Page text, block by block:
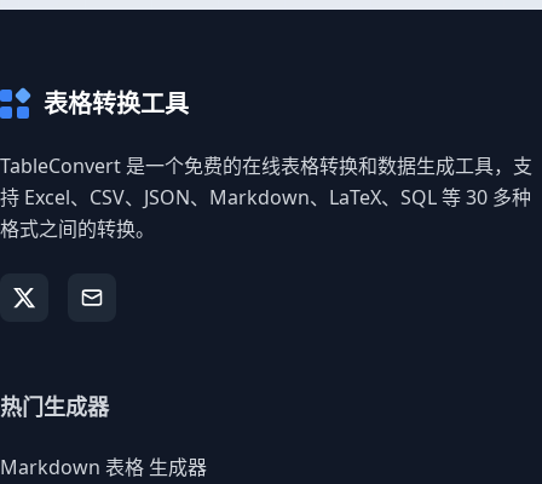
表格转换工具
TableConvert 是一个免费的在线表格转换和数据生成工具，支
持 Excel、CSV、JSON、Markdown、LaTeX、SQL 等 30 多种
格式之间的转换。
热门生成器
Markdown 表格 生成器